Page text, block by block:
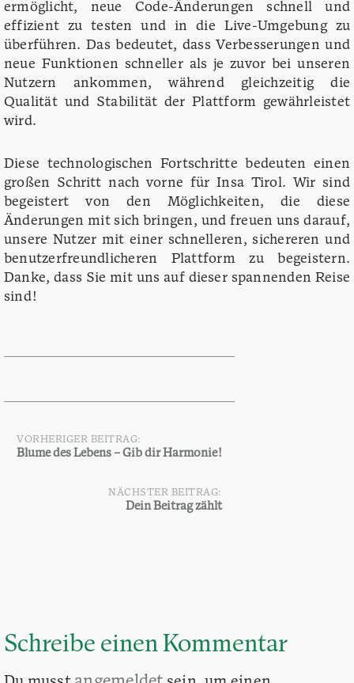
ermöglicht, neue Code-Änderungen schnell und
effizient zu testen und in die Live-Umgebung zu
überführen. Das bedeutet, dass Verbesserungen und
neue Funktionen schneller als je zuvor bei unseren
Nutzern ankommen, während gleichzeitig die
Qualität und Stabilität der Plattform gewährleistet
wird.
Diese technologischen Fortschritte bedeuten einen
großen Schritt nach vorne für Insa Tirol. Wir sind
begeistert von den Möglichkeiten, die diese
Änderungen mit sich bringen, und freuen uns darauf,
unsere Nutzer mit einer schnelleren, sichereren und
benutzerfreundlicheren Plattform zu begeistern.
Danke, dass Sie mit uns auf dieser spannenden Reise
sind!
Beitragsnavigation
VORHERIGER BEITRAG:
Blume des Lebens – Gib dir Harmonie!
NÄCHSTER BEITRAG:
Dein Beitrag zählt
Schreibe einen Kommentar